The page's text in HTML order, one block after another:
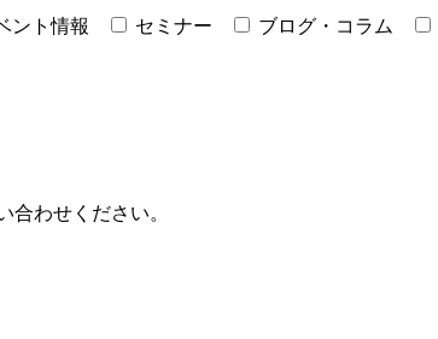
ント情報 セミナー ブログ・コラム
わせください。